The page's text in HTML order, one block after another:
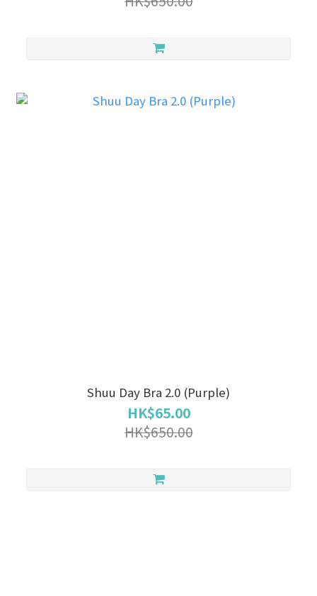
Shuu Day Bra 2.0 (Purple)
HK$65.00
HK$650.00